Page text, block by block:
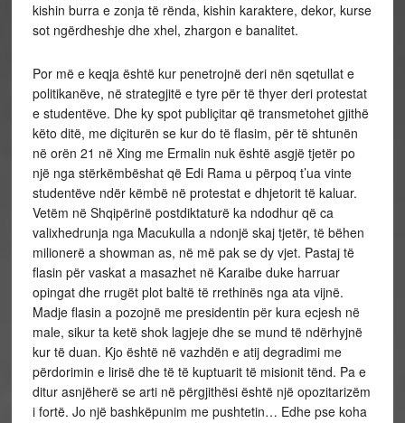
kishin burra e zonja të rënda, kishin karaktere, dekor, kurse
sot ngërdheshje dhe xhel, zhargon e banalitet.
Por më e keqja është kur penetrojnë deri nën sqetullat e
politikanëve, në strategjitë e tyre për të thyer deri protestat
e studentëve. Dhe ky spot publiçitar që transmetohet gjithë
këto ditë, me diçiturën se kur do të flasim, për të shtunën
në orën 21 në Xing me Ermalin nuk është asgjë tjetër po
një nga stërkëmbëshat që Edi Rama u përpoq t’ua vinte
studentëve ndër këmbë në protestat e dhjetorit të kaluar.
Vetëm në Shqipërinë postdiktaturë ka ndodhur që ca
valixhedrunja nga Macukulla a ndonjë skaj tjetër, të bëhen
milionerë a showman as, në më pak se dy vjet. Pastaj të
flasin për vaskat a masazhet në Karaibe duke harruar
opingat dhe rrugët plot baltë të rrethinës nga ata vijnë.
Madje flasin a pozojnë me presidentin për kura ecjesh në
male, sikur ta ketë shok lagjeje dhe se mund të ndërhyjnë
kur të duan. Kjo është në vazhdën e atij degradimi me
përdorimin e lirisë dhe të të kuptuarit të misionit tënd. Pa e
ditur asnjëherë se arti në përgjithësi është një opozitarizëm
i fortë. Jo një bashkëpunim me pushtetin… Edhe pse koha